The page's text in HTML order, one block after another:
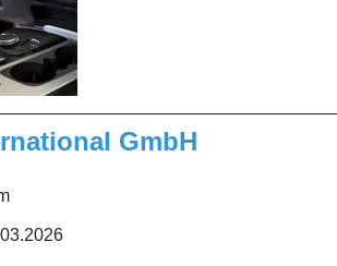
GmbH